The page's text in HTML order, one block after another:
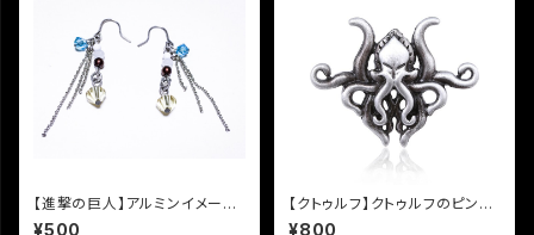
【進撃の巨人】アルミンイメージ
ピアス
¥500
【クトゥルフ】クトゥルフのピンバ
ッジ
¥800